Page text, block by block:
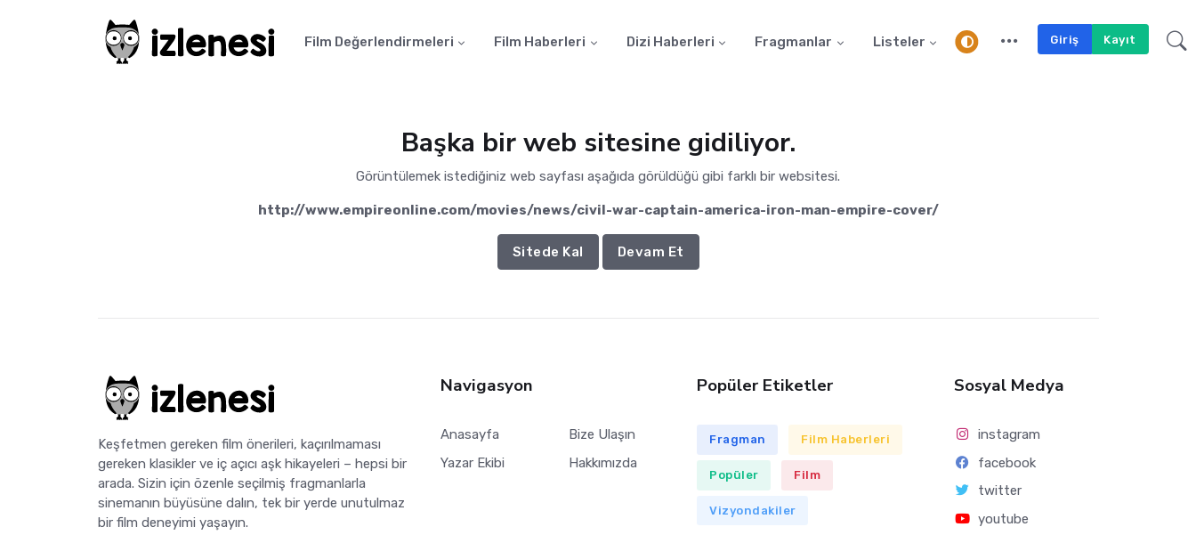
Film Değerlendirmeleri Film Haberleri Dizi Haberleri Fragmanlar Listeler Giriş Kayıt
Başka bir web sitesine gidiliyor.
Görüntülemek istediğiniz web sayfası aşağıda görüldüğü gibi farklı bir websitesi.
http://www.empireonline.com/movies/news/civil-war-captain-america-iron-man-empire-cover/
Sitede Kal Devam Et
Keşfetmen gereken film önerileri, kaçırılmaması
gereken klasikler ve iç açıcı aşk hikayeleri – hepsi bir
arada. Sizin için özenle seçilmiş fragmanlarla
sinemanın büyüsüne dalın, tek bir yerde unutulmaz
bir film deneyimi yaşayın.
Navigasyon
Anasayfa
Yazar Ekibi
Bize Ulaşın
Hakkımızda
Popüler Etiketler
Fragman Film Haberleri
Popüler Film
Vizyondakiler
Sosyal Medya
instagram
facebook
twitter
youtube